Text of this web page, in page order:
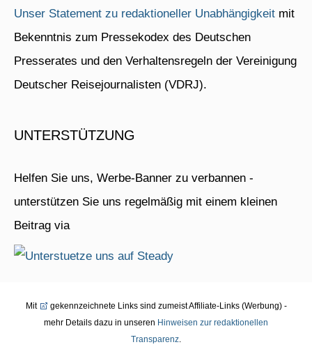
Unser Statement zu redaktioneller Unabhängigkeit mit
Bekenntnis zum Pressekodex des Deutschen
Presserates und den Verhaltensregeln der Vereinigung
Deutscher Reisejournalisten (VDRJ).
UNTERSTÜTZUNG
Helfen Sie uns, Werbe-Banner zu verbannen -
unterstützen Sie uns regelmäßig mit einem kleinen
Beitrag via
Mit
gekennzeichnete Links sind zumeist Affiliate-Links (Werbung) -
mehr Details dazu in unseren Hinweisen zur redaktionellen
Transparenz